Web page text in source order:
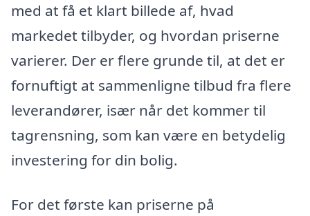
med at få et klart billede af, hvad
markedet tilbyder, og hvordan priserne
varierer. Der er flere grunde til, at det er
fornuftigt at sammenligne tilbud fra flere
leverandører, især når det kommer til
tagrensning, som kan være en betydelig
investering for din bolig.
For det første kan priserne på